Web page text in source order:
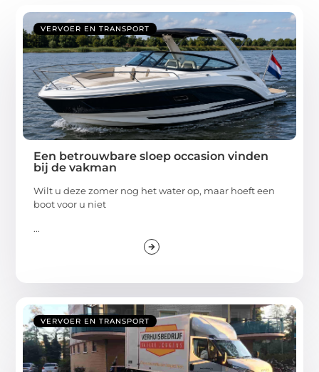
VERVOER EN TRANSPORT
Een betrouwbare sloep occasion vinden
bij de vakman
Wilt u deze zomer nog het water op, maar hoeft een
boot voor u niet
...
VERVOER EN TRANSPORT